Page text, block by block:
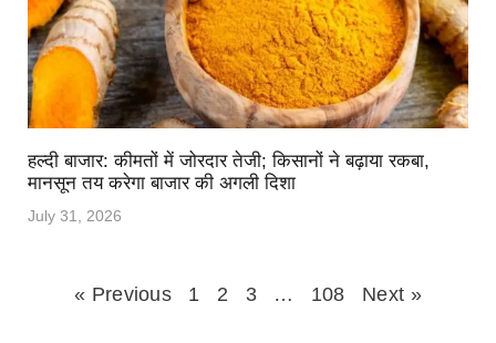
हल्दी बाजार: कीमतों में जोरदार तेजी; किसानों ने बढ़ाया रकबा,
मानसून तय करेगा बाजार की अगली दिशा
July 31, 2026
« Previous 1 2 3 … 108 Next »